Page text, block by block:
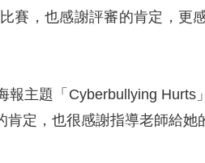
賽，也感謝評審的肯定，更
主題「Cyberbullying Hurts
定，也很感謝指導老師給她